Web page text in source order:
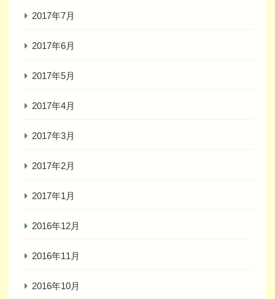
2017年7月
2017年6月
2017年5月
2017年4月
2017年3月
2017年2月
2017年1月
2016年12月
2016年11月
2016年10月